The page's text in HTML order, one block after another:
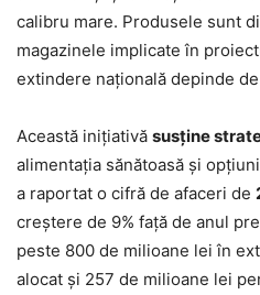
calibru mare. Produsele sunt
magazinele implicate în
extindere națională depinde de
Această inițiativă susține
alimentația sănătoasă și
a raportat o cifră de afaceri de
creștere de 9% față de anul
peste 800 de milioane lei în
alocat și 257 de milioane lei